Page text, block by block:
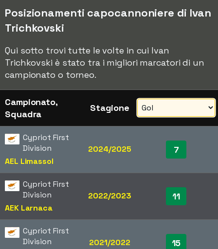
Posizionamenti capocannoniere di Ivan
Trichkovski
Qui sotto trovi tutte le volte in cui Ivan
Trichkovski è stato tra i migliori marcatori di un
campionato o torneo.
Campionato,
Squadra
Stagione
Cypriot First
Division
AEL Limassol
2024/2025 7
Cypriot First
Division
AEK Larnaca
2022/2023 11
Cypriot First
Division
2021/2022 15